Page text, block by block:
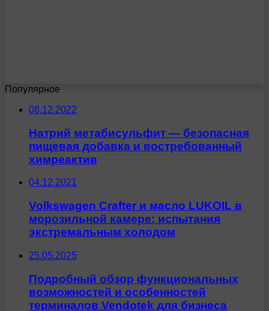
Популярное
08.12.2022
Натрий метабисульфит — безопасная
пищевая добавка и востребованный
химреактив
04.12.2021
Volkswagen Crafter и масло LUKOIL в
морозильной камере: испытания
экстремальным холодом
25.05.2025
Подробный обзор функциональных
возможностей и особенностей
терминалов Vendotek для бизнеса